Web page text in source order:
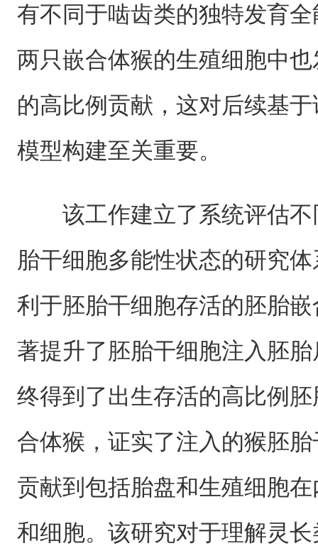
有不同于啮齿类的独特发育
两只嵌合体猴的生殖细胞中
的高比例贡献，这对后续基
模型构建至关重要。
该工作建立了系统评估
胎干细胞多能性状态的研究
利于胚胎干细胞存活的胚胎
著提升了胚胎干细胞注入胚
终得到了出生存活的高比例
合体猴，证实了注入的猴胚
贡献到包括胎盘和生殖细胞
和细胞。该研究对于理解灵